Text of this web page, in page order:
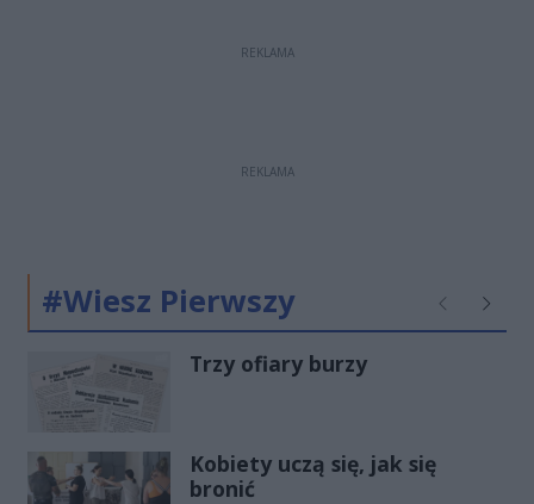
REKLAMA
REKLAMA
#Wiesz Pierwszy Poprzednie
Trzy ofiary burzy
Kobiety uczą się, jak się
bronić